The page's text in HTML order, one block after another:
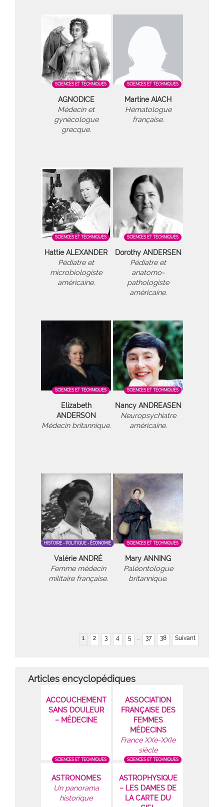
SCIENCES ET TECHNIQUES
AGNODICE
Médecin et
gynécologue
grecque.
SCIENCES ET TECHNIQUES
Martine AIACH
Hématologue
française.
SCIENCES ET TECHNIQUES
Hattie ALEXANDER
Pédiatre et
microbiologiste
américaine.
SCIENCES ET TECHNIQUES
Dorothy ANDERSEN
Pédiatre et
anatomo-
pathologiste
américaine.
SCIENCES ET TECHNIQUES
Elizabeth
ANDERSON
Médecin britannique.
SCIENCES ET TECHNIQUES
Nancy ANDREASEN
Neuropsychiatre
américaine.
HISTOIRE - POLITIQUE - ÉCONOMIE
Valérie ANDRÉ
Femme médecin
militaire française.
SCIENCES ET TECHNIQUES
Mary ANNING
Paléontologue
britannique.
1 2 3 4 5 ... 37 38 Suivant
Articles encyclopédiques
ACCOUCHEMENT
SANS DOULEUR
– MÉDECINE
SCIENCES ET TECHNIQUES
ASSOCIATION
FRANÇAISE DES
FEMMES
MÉDECINS
France XXe-XXIe
siècle
SCIENCES ET TECHNIQUES
ASTRONOMES
Un panorama
historique
ASTROPHYSIQUE
– LES DAMES DE
LA CARTE DU